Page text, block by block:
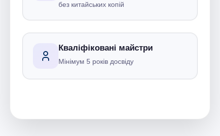
без китайських копій
Кваліфіковані майстри
Мінімум 5 років досвіду